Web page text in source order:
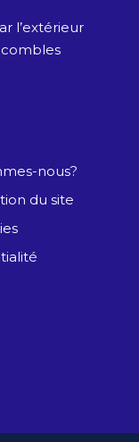
l’extérieur
combles
nous?
du site